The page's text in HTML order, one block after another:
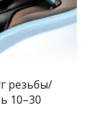
резьбы/
10–30